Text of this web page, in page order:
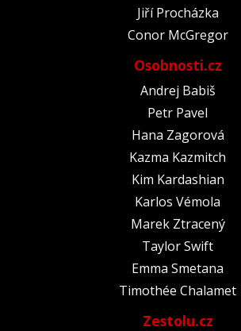
Jiří Procházka
Conor McGregor
Osobnosti.cz
Andrej Babiš
Petr Pavel
Hana Zagorová
Kazma Kazmitch
Kim Kardashian
Karlos Vémola
Marek Ztracený
Taylor Swift
Emma Smetana
Timothée Chalamet
Zestolu.cz